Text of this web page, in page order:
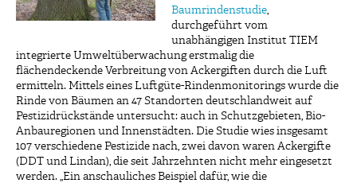
Baumrindenstudie
durchgeführt vom
unabhängigen Institut TIEM
integrierte Umweltüberwachung erstmalig die
flächendeckende Verbreitung von Ackergiften durch die Luft
ermitteln. Mittels eines Luftgüte-Rindenmonitorings wurde die
Rinde von Bäumen an 47 Standorten deutschlandweit auf
Pestizidrückstände untersucht: auch in Schutzgebieten, Bio-
Anbauregionen und Innenstädten. Die Studie wies insgesamt
107 verschiedene Pestizide nach, zwei davon waren Ackergifte
(DDT und Lindan), die seit Jahrzehnten nicht mehr eingesetzt
werden. „Ein anschauliches Beispiel dafür, wie die